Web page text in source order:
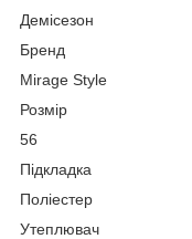
Демісезон
Бренд
Mirage Style
Розмір
56
Підкладка
Поліестер
Утеплювач